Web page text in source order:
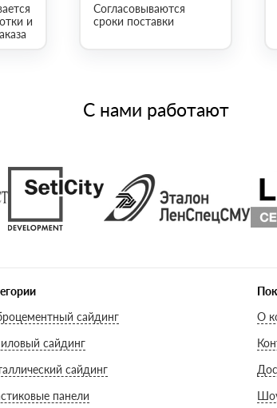
и
Согласовываются
сроки поставки
С нами работают
сайдинг
сайдинг
сайдинг
панели
О